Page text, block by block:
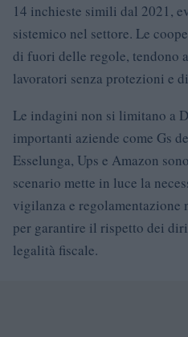
14 inchieste simili dal 2021,
sistemico nel settore. Le
di fuori delle regole, tendono
lavoratori senza protezioni e
Le indagini non si limitano a
importanti aziende come Gs
Esselunga, Ups e Amazon
scenario mette in luce la
vigilanza e regolamentazione
per garantire il rispetto dei
legalità fiscale.